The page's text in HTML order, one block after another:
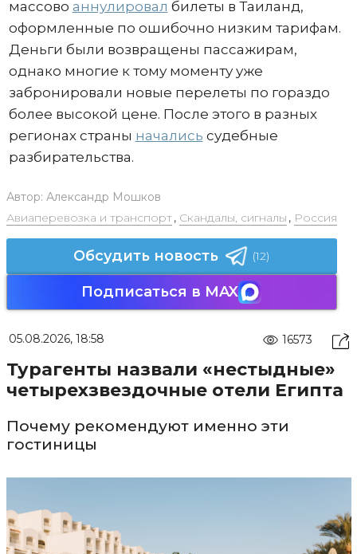
массово аннулировал билеты в Таиланд,
оформленные по ошибочно низким тарифам.
Деньги были возвращены пассажирам,
однако многие к тому моменту уже
забронировали новые перелеты по гораздо
более высокой цене. После этого в разных
регионах страны начались судебные
разбирательства.
Автор: Александр Мошков
Авиаперевозка и транспорт, Скандалы, сигналы , Россия
Обсудить новость (12)
Подписаться в MAX
05.08.2026, 18:58 16573
Турагенты назвали «нестыдные»
четырехзвездочные отели Египта
Почему рекомендуют именно эти
гостиницы